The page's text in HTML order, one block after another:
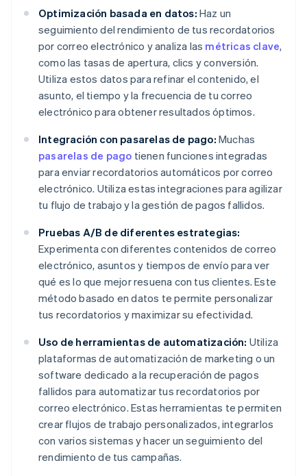
Optimización basada en datos: Haz un
seguimiento del rendimiento de tus recordatorios
por correo electrónico y analiza las métricas clave,
como las tasas de apertura, clics y conversión.
Utiliza estos datos para refinar el contenido, el
asunto, el tiempo y la frecuencia de tu correo
electrónico para obtener resultados óptimos.
Integración con pasarelas de pago: Muchas
pasarelas de pago tienen funciones integradas
para enviar recordatorios automáticos por correo
electrónico. Utiliza estas integraciones para agilizar
tu flujo de trabajo y la gestión de pagos fallidos.
Pruebas A/B de diferentes estrategias:
Experimenta con diferentes contenidos de correo
electrónico, asuntos y tiempos de envío para ver
qué es lo que mejor resuena con tus clientes. Este
método basado en datos te permite personalizar
tus recordatorios y maximizar su efectividad.
Uso de herramientas de automatización: Utiliza
plataformas de automatización de marketing o un
software dedicado a la recuperación de pagos
fallidos para automatizar tus recordatorios por
correo electrónico. Estas herramientas te permiten
crear flujos de trabajo personalizados, integrarlos
con varios sistemas y hacer un seguimiento del
rendimiento de tus campañas.